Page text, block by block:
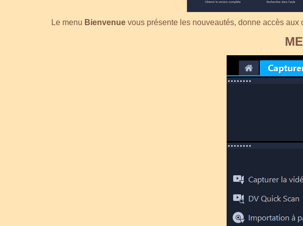
Le menu Bienvenue vous présente les nouveautés, donne accès